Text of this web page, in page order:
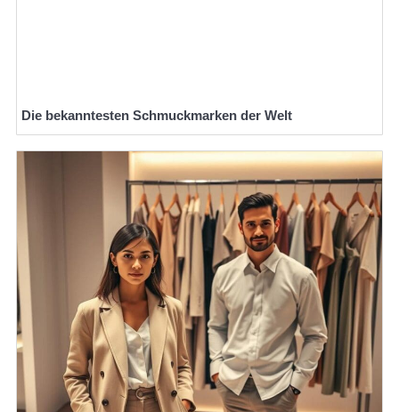
Die bekanntesten Schmuckmarken der Welt